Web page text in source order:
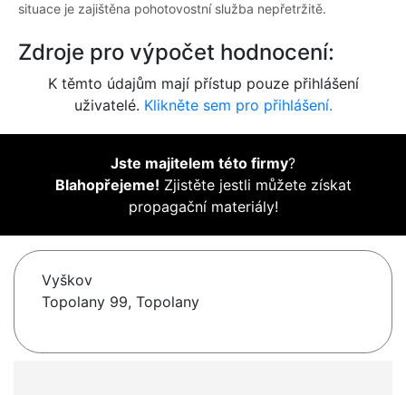
situace je zajištěna pohotovostní služba nepřetržitě.
Zdroje pro výpočet hodnocení:
K těmto údajům mají přístup pouze přihlášení
uživatelé. Klikněte sem pro přihlášení.
Jste majitelem této firmy?
Blahopřejeme! Zjistěte jestli můžete získat
propagační materiály!
Vyškov
Topolany 99, Topolany